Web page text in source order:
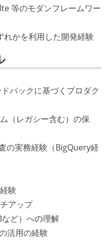
等のモダンフレームワー
れかを利用した開発経験
バックに基づくプロダク
（レガシー含む）の保
の実務経験（BigQuery経
験
アップ
など）への理解
活用の経験